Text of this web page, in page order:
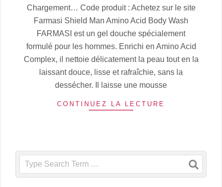
07-
Chargement… Code produit : Achetez sur le site
Farmasi Shield Man Amino Acid Body Wash
FARMASI est un gel douche spécialement
formulé pour les hommes. Enrichi en Amino Acid
Complex, il nettoie délicatement la peau tout en la
laissant douce, lisse et rafraîchie, sans la
dessécher. Il laisse une mousse
CONTINUEZ LA LECTURE
Search